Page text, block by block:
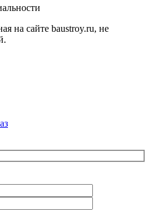
на сайте baustroy.ru, не